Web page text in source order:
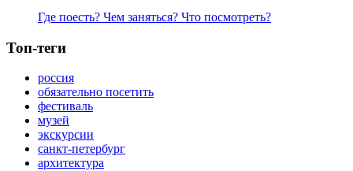
Где поесть? Чем заняться? Что посмотреть?
Топ-теги
россия
обязательно посетить
фестиваль
музей
экскурсии
санкт-петербург
архитектура